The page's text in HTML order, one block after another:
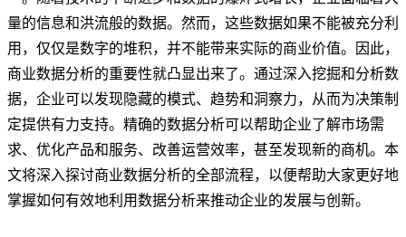
量的信息和洪流般的数据。然而，这些数据如果不能被充分利
用，仅仅是数字的堆积，并不能带来实际的商业价值。因此，
商业数据分析的重要性就凸显出来了。通过深入挖掘和分析数
据，企业可以发现隐藏的模式、趋势和洞察力，从而为决策制
定提供有力支持。精确的数据分析可以帮助企业了解市场需
求、优化产品和服务、改善运营效率，甚至发现新的商机。本
文将深入探讨商业数据分析的全部流程，以便帮助大家更好地
掌握如何有效地利用数据分析来推动企业的发展与创新。